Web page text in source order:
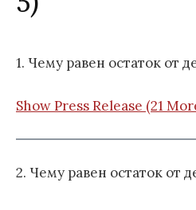
1. Чему равен остаток от
Show Press Release (21
2. Чему равен остаток от